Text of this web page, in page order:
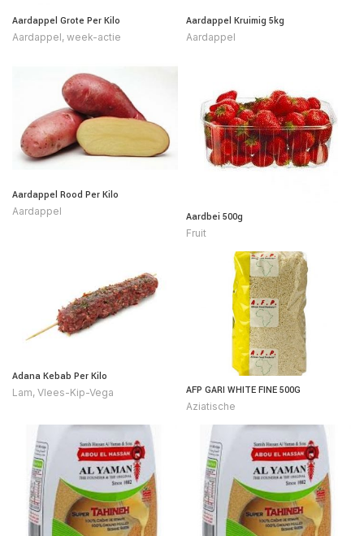
Aardappel Grote Per Kilo
Aardappel, week-actie
Aardappel Kruimig 5kg
Aardappel
Aardappel Rood Per Kilo
Aardappel
Aardbei 500g
Fruit
Adana Kebab Per Kilo
Lam, Vlees-Kip-Vega
AFP GARI WHITE FINE 500G
Aziatische